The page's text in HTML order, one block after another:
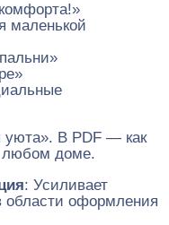
маленькой
уюта». В PDF — как
любом доме.
: Усиливает
области оформления